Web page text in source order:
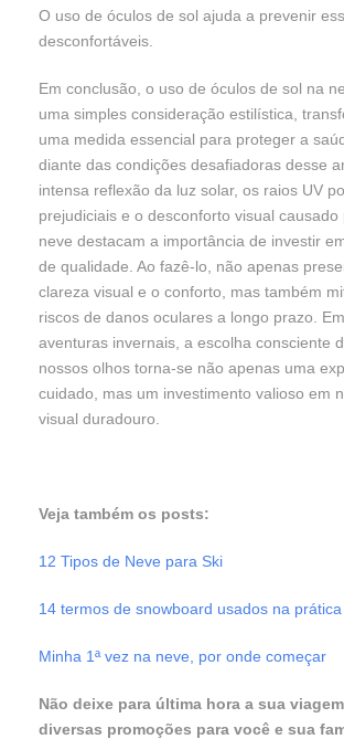
O uso de óculos de sol ajuda a prevenir
desconfortáveis.
Em conclusão, o uso de óculos de sol na
uma simples consideração estilística,
uma medida essencial para proteger a
diante das condições desafiadoras desse
intensa reflexão da luz solar, os raios UV
prejudiciais e o desconforto visual causado
neve destacam a importância de investir
de qualidade. Ao fazê-lo, não apenas
clareza visual e o conforto, mas também
riscos de danos oculares a longo prazo.
aventuras invernais, a escolha consciente
nossos olhos torna-se não apenas uma
cuidado, mas um investimento valioso em
visual duradouro.
Veja também os posts:
12 Tipos de Neve para Ski
14 termos de snowboard usados na prática
Minha 1ª vez na neve, por onde começar
Não deixe para última hora a sua
diversas promoções para você e sua